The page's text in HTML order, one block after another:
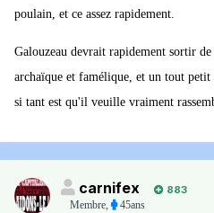
poulain, et ce assez rapidement.
Galouzeau devrait rapidement sortir
archaïque et famélique, et un tout
si tant est qu'il veuille vraiment
carnifex
883
Membre, 45ans